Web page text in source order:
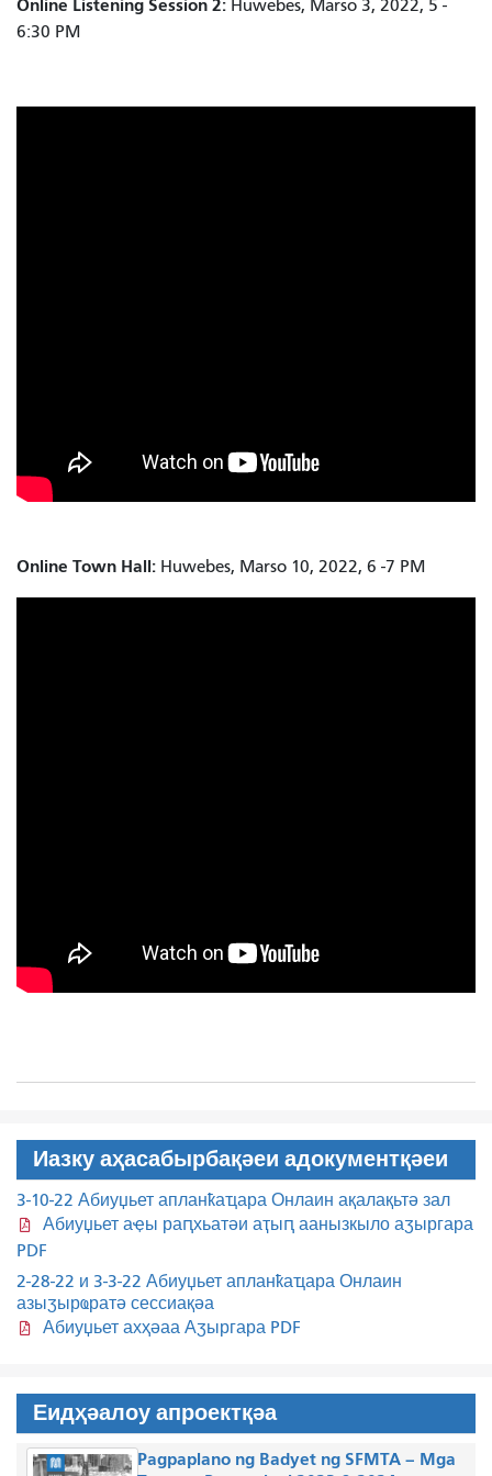
Online Listening Session 2: Huwebes, Marso 3, 2022, 5 -
6:30 PM
Online Town Hall: Huwebes, Marso 10, 2022, 6 -7 PM
Иазку аҳасабырбақәеи адокументқәеи
3-10-22 Абиуџьет апланҟаҵара Онлаин ақалақьтә зал
Абиуџьет аҿы раԥхьатәи аҭыԥ аанызкыло аӡыргара
PDF
2-28-22 и 3-3-22 Абиуџьет апланҟаҵара Онлаин
азыӡырҩратә сессиақәа
Абиуџьет ахҳәаа Аӡыргара PDF
Еидҳәалоу апроектқәа
Pagpaplano ng Badyet ng SFMTA – Mga